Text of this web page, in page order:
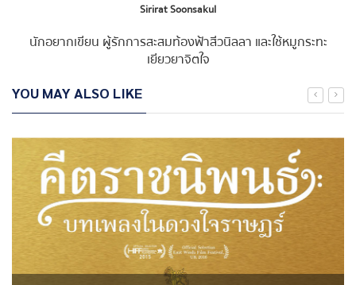
Sirirat Soonsakul
นักอยากเขียน ผู้รักการสะสมท้องฟ้าสีวนิลลา และใช้หมูกระทะ
เยียวยาจิตใจ
YOU MAY ALSO LIKE